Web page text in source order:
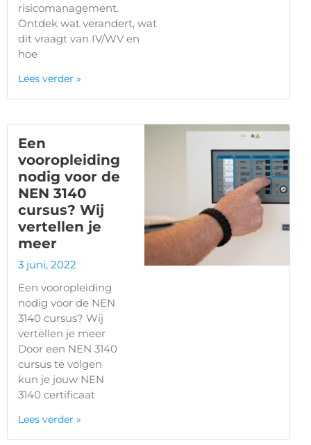
risicomanagement.
Ontdek wat verandert, wat
dit vraagt van IV/WV en
hoe
Lees verder »
Een
vooropleiding
nodig voor de
NEN 3140
cursus? Wij
vertellen je
meer
3 juni, 2022
Een vooropleiding
nodig voor de NEN
3140 cursus? Wij
vertellen je meer
Door een NEN 3140
cursus te volgen
kun je jouw NEN
3140 certificaat
Lees verder »